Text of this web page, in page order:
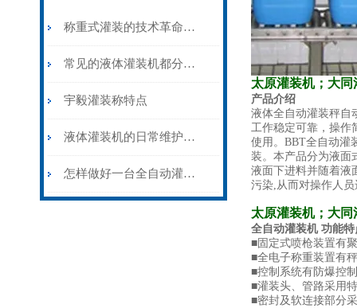
称重式灌装的技术革命——灌装称在大容量物料计量中的精准应用
常见的液体灌装机都分为哪几类？
宇毅灌装称特点
液体灌装机的日常维护和保养
怎样做好一台全自动灌装机？
太原灌装机；大同
产品介绍
液体全自动灌装秤自
工作稳定可靠，操作
使用。BBT全自动灌
装。本产品分为液面
液面下进料并随着液
污染,从而对操作人
太原灌装机；大同
全自动灌装机 功能特
■固定式喷枪装置有
■全电子称重装置有
■控制系统有防爆控
■灌装头、管路采用
■密封及软连接部分